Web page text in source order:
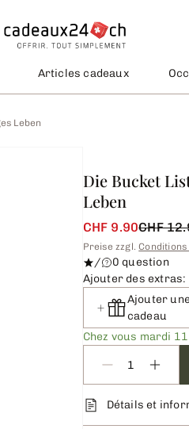
Articles cadeaux
Leben
Die Bucket
Leben
CHF 9.90CHF
Preise zzgl.
/
0 question
Ajouter des extras:
Ajouter
cadeau
Chez vous mardi
Détails et